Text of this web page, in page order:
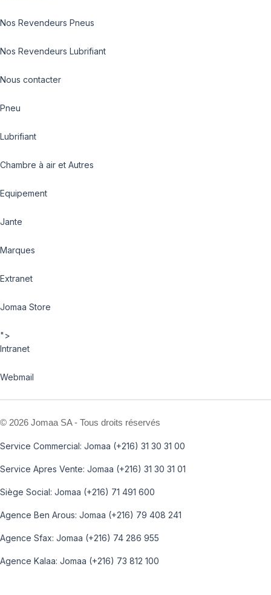
Nos Revendeurs Pneus
Nos Revendeurs Lubrifiant
Nous contacter
Pneu
Lubrifiant
Chambre à air et Autres
Equipement
Jante
Marques
Extranet
Jomaa Store
">
Intranet
Webmail
© 2026 Jomaa SA - Tous droits réservés
Service Commercial: Jomaa (+216) 31 30 31 00
Service Apres Vente: Jomaa (+216) 31 30 31 01
Siège Social: Jomaa (+216) 71 491 600
Agence Ben Arous: Jomaa (+216) 79 408 241
Agence Sfax: Jomaa (+216) 74 286 955
Agence Kalaa: Jomaa (+216) 73 812 100